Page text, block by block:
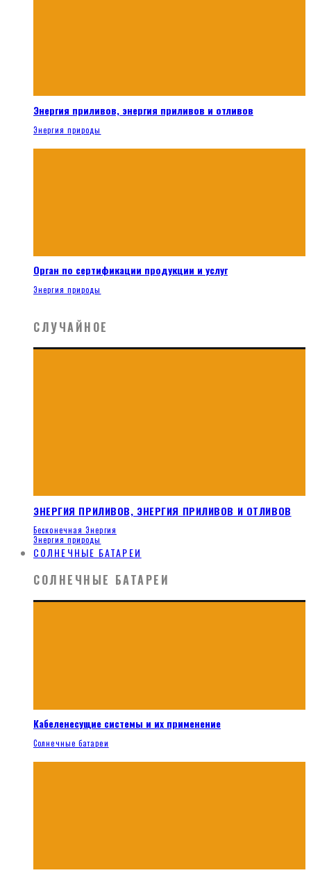
Энергия приливов, энергия приливов и отливов
Энергия природы
Орган по сертификации продукции и услуг
Энергия природы
СЛУЧАЙНОЕ
ЭНЕРГИЯ ПРИЛИВОВ, ЭНЕРГИЯ ПРИЛИВОВ И ОТЛИВОВ
Бесконечная Энергия
Энергия природы
СОЛНЕЧНЫЕ БАТАРЕИ
СОЛНЕЧНЫЕ БАТАРЕИ
Кабеленесущие системы и их применение
Солнечные батареи